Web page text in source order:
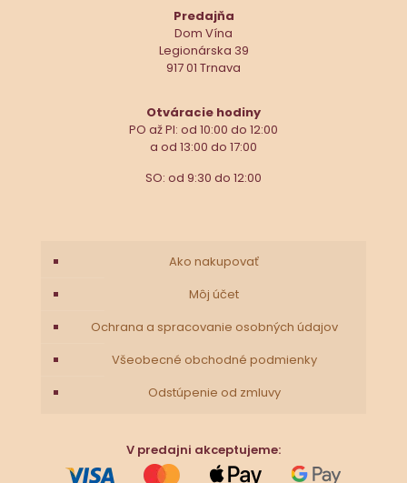
Predajňa
Dom Vína
Legionárska 39
917 01 Trnava
Otváracie hodiny
PO až PI: od 10:00 do 12:00
a od 13:00 do 17:00
SO: od 9:30 do 12:00
Ako nakupovať
Môj účet
Ochrana a spracovanie osobných údajov
Všeobecné obchodné podmienky
Odstúpenie od zmluvy
V predajni akceptujeme: